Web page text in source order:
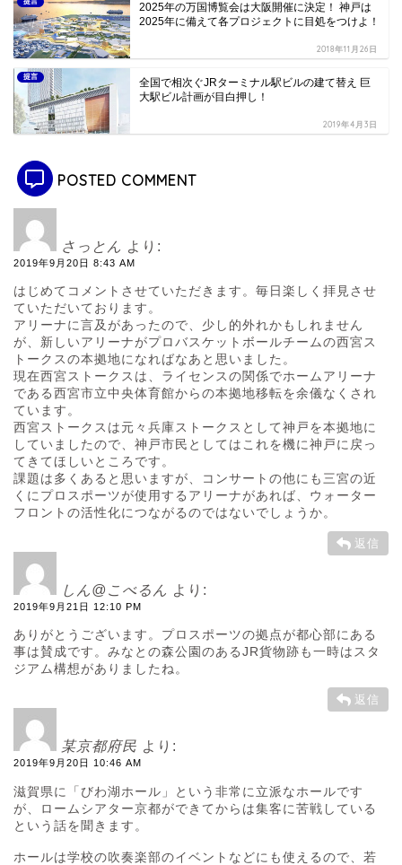
2025年の万国博覧会は大阪開催に決定！ 神戸は
2025年に備えて各プロジェクトに目処をつけよ！
2018年11月26日
提言
全国で相次ぐJRターミナル駅ビルの建て替え 巨
大駅ビル計画が目白押し！
2019年4月3日
POSTED COMMENT
さっとん より:
2019年9月20日 8:43 AM
はじめてコメントさせていただきます。毎日楽しく拝見させ
ていただいております。
アリーナに言及があったので、少し的外れかもしれません
が、新しいアリーナがプロバスケットボールチームの西宮ス
トークスの本拠地になればなあと思いました。
現在西宮ストークスは、ライセンスの関係でホームアリーナ
である西宮市立中央体育館からの本拠地移転を余儀なくされ
ています。
西宮ストークスは元々兵庫ストークスとして神戸を本拠地に
していましたので、神戸市民としてはこれを機に神戸に戻っ
てきてほしいところです。
課題は多くあると思いますが、コンサートの他にも三宮の近
くにプロスポーツが使用するアリーナがあれば、ウォーター
フロントの活性化につながるのではないでしょうか。
返信
しん@こべるん より:
2019年9月21日 12:10 PM
ありがとうございます。プロスポーツの拠点が都心部にある
事は賛成です。みなとの森公園のあるJR貨物跡も一時はスタ
ジアム構想がありましたね。
返信
某京都府民 より:
2019年9月20日 10:46 AM
滋賀県に「びわ湖ホール」という非常に立派なホールです
が、ロームシアター京都ができてからは集客に苦戦している
という話を聞きます。
ホールは学校の吹奏楽部のイベントなどにも使えるので、若